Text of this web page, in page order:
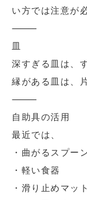
い方では注意が
⸻
皿
深すぎる皿は、
縁がある皿は、
⸻
自助具の活用
最近では、
・曲がるスプー
・軽い食器
・滑り止めマット